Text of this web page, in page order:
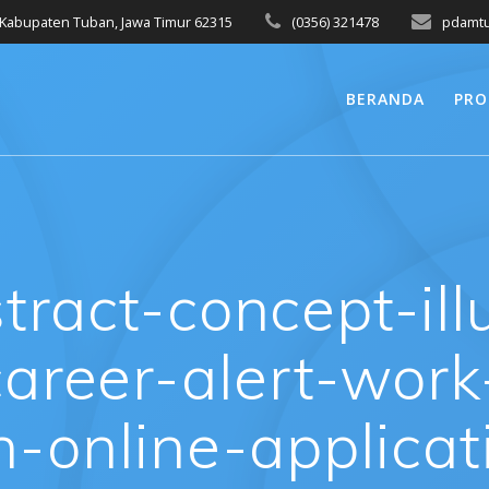
Tuban, Jawa Timur 62315 (0356) 321478
BERANDA
concept-
alert-
online-